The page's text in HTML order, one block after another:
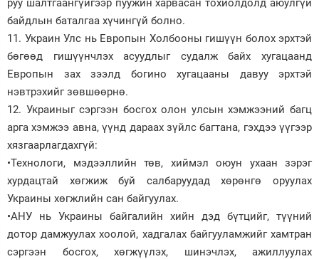
руу шалтгаангүйгээр пуужин харвасан тохиолдолд аюулгүй
байдлын баталгаа хүчингүй болно.
11. Украин Улс нь Европын Холбооны гишүүн болох эрхтэй
бөгөөд гишүүнчлэх асуудлыг судалж байх хугацаанд
Европын зах зээлд богино хугацааны давуу эрхтэй
нэвтрэхийг зөвшөөрнө.
12. Украиныг сэргээн босгох олон улсын хэмжээний багц
арга хэмжээ авна, үүнд дараах зүйлс багтана, гэхдээ үүгээр
хязгаарлагдахгүй:
•Технологи, мэдээллийн төв, хиймэл оюун ухаан зэрэг
хурдацтай хөгжиж буй салбаруудад хөрөнгө оруулах
Украины хөгжлийн сан байгуулах.
•АНУ нь Украины байгалийн хийн дэд бүтцийг, түүний
дотор дамжуулах хоолой, хадгалах байгууламжийг хамтран
сэргээн босгох, хөгжүүлэх, шинэчлэх, ажиллуулах